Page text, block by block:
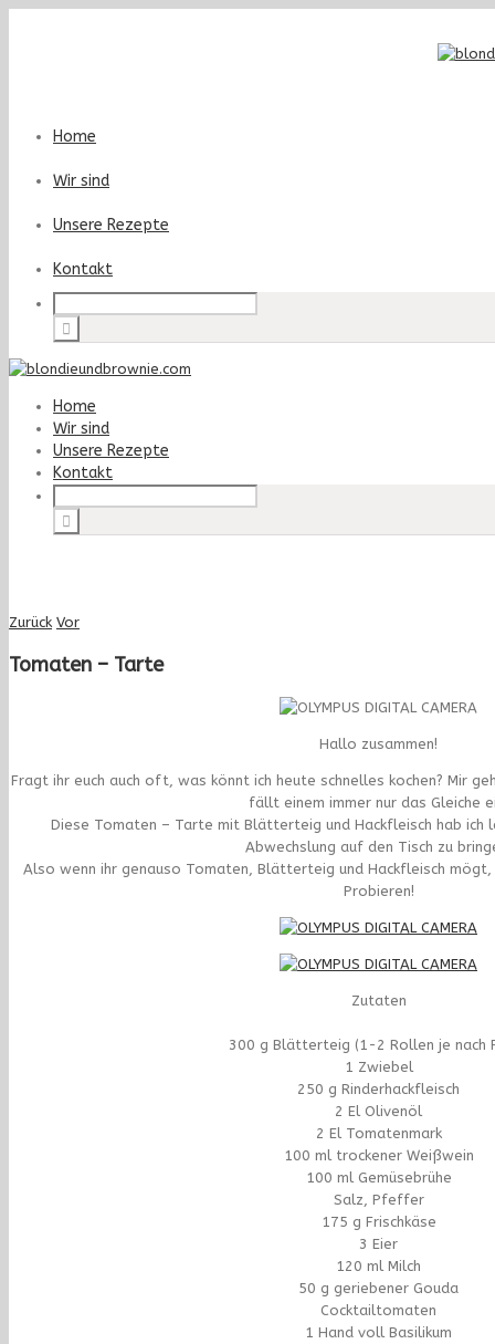
Home
Wir sind
Unsere Rezepte
Kontakt
Home
Wir sind
Unsere Rezepte
Kontakt
Zurück Vor
Tomaten – Tarte
Hallo zusammen!
Fragt ihr euch auch oft, was könnt ich heute schnelles kochen? Mir
fällt einem immer nur das Gleiche
Diese Tomaten – Tarte mit Blätterteig und Hackfleisch hab ich
Abwechslung auf den Tisch zu
Also wenn ihr genauso Tomaten, Blätterteig und Hackfleisch mögt,
Probieren!
Zutaten
300 g Blätterteig (1-2 Rollen je nach
1 Zwiebel
250 g Rinderhackfleisch
2 El Olivenöl
2 El Tomatenmark
100 ml trockener Weißwein
100 ml Gemüsebrühe
Salz, Pfeffer
175 g Frischkäse
3 Eier
120 ml Milch
50 g geriebener Gouda
Cocktailtomaten
1 Hand voll Basilikum